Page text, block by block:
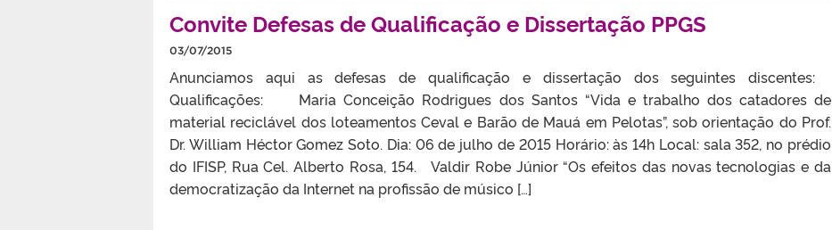
Convite Defesas de Qualificação e Dissertação PPGS
03/07/2015
Anunciamos aqui as defesas de qualificação e dissertação dos seguintes discentes:
Qualificações: Maria Conceição Rodrigues dos Santos “Vida e trabalho dos catadores de
material reciclável dos loteamentos Ceval e Barão de Mauá em Pelotas”, sob orientação do Prof.
Dr. William Héctor Gomez Soto. Dia: 06 de julho de 2015 Horário: às 14h Local: sala 352, no prédio
do IFISP, Rua Cel. Alberto Rosa, 154. Valdir Robe Júnior “Os efeitos das novas tecnologias e da
democratização da Internet na profissão de músico […]